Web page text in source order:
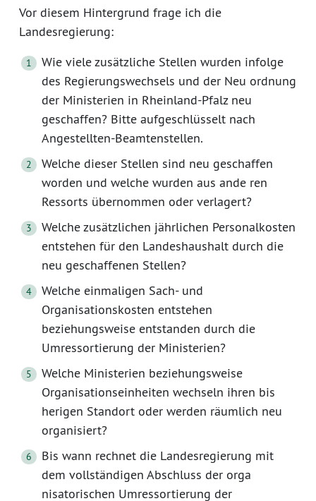
Vor diesem Hintergrund frage ich die
Landesregierung:
Wie viele zusätzliche Stellen wurden infolge
des Regierungswechsels und der Neu ordnung
der Ministerien in Rheinland-Pfalz neu
geschaffen? Bitte aufgeschlüsselt nach
Angestellten-Beamtenstellen.
Welche dieser Stellen sind neu geschaffen
worden und welche wurden aus ande ren
Ressorts übernommen oder verlagert?
Welche zusätzlichen jährlichen Personalkosten
entstehen für den Landeshaushalt durch die
neu geschaffenen Stellen?
Welche einmaligen Sach- und
Organisationskosten entstehen
beziehungsweise entstanden durch die
Umressortierung der Ministerien?
Welche Ministerien beziehungsweise
Organisationseinheiten wechseln ihren bis
herigen Standort oder werden räumlich neu
organisiert?
Bis wann rechnet die Landesregierung mit
dem vollständigen Abschluss der orga
nisatorischen Umressortierung der